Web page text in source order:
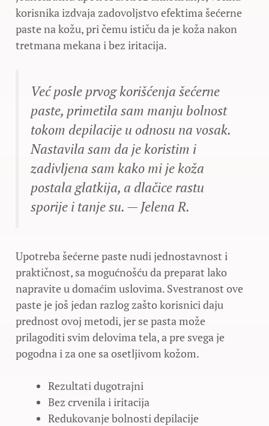
korisnika izdvaja zadovoljstvo efektima šećerne
paste na kožu, pri čemu ističu da je koža nakon
tretmana mekana i bez iritacija.
Već posle prvog korišćenja šećerne
paste, primetila sam manju bolnost
tokom depilacije u odnosu na vosak.
Nastavila sam da je koristim i
zadivljena sam kako mi je koža
postala glatkija, a dlačice rastu
sporije i tanje su. — Jelena R.
Upotreba šećerne paste nudi jednostavnost i
praktičnost, sa mogućnošću da preparat lako
napravite u domaćim uslovima. Svestranost ove
paste je još jedan razlog zašto korisnici daju
prednost ovoj metodi, jer se pasta može
prilagoditi svim delovima tela, a pre svega je
pogodna i za one sa osetljivom kožom.
Rezultati dugotrajni
Bez crvenila i iritacija
Redukovanje bolnosti depilacije